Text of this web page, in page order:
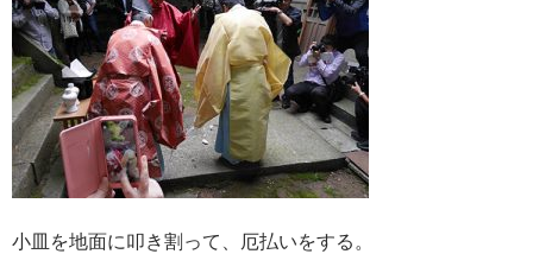
小皿を地面に叩き割って、厄払いをする。